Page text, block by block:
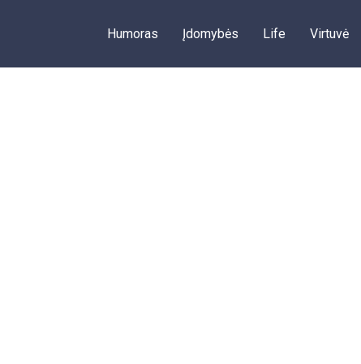
Humoras Įdomybės Life Virtuvė